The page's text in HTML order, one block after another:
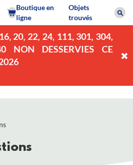
Boutique en
ligne
Objets
trouvés
20, 22, 24, 111, 301, 304,
NON DESSERVIES CE